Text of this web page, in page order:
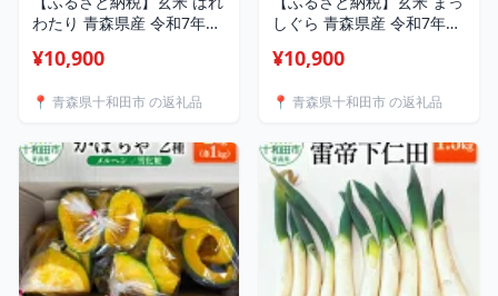
わたり 青森県産 令和7年産
／30kg】十和田市産 [青森
¥10,900
📍 青森県十和田市 の返礼品
しぐら 青森県産 令和7年産
／30kg】十和田市産 [青森
¥10,900
📍 青森県十和田市 の返礼品